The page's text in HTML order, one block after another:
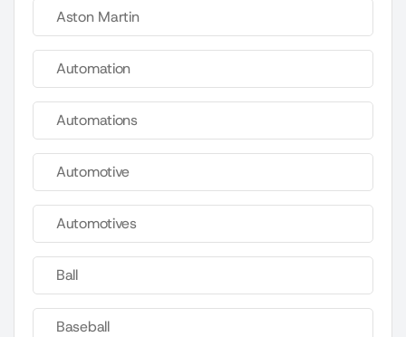
Aston Martin
Automation
Automations
Automotive
Automotives
Ball
Baseball